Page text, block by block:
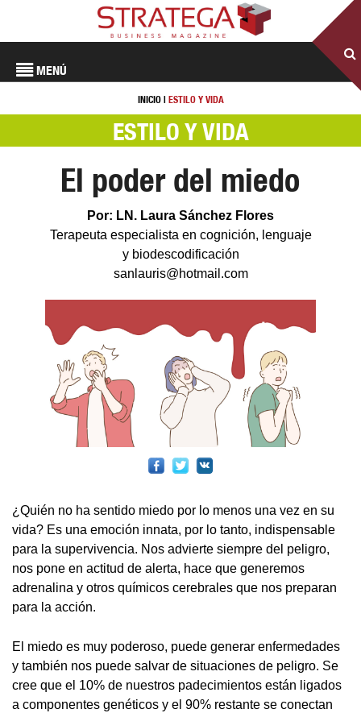
MENÚ
INICIO| ESTILO Y VIDA
ESTILO Y VIDA
El poder del miedo
Por: LN. Laura Sánchez Flores
Terapeuta especialista en cognición, lenguaje
y biodescodificación
sanlauris@hotmail.com
¿Quién no ha sentido miedo por lo menos una vez en su
vida? Es una emoción innata, por lo tanto, indispensable
para la supervivencia. Nos advierte siempre del peligro,
nos pone en actitud de alerta, hace que generemos
adrenalina y otros químicos cerebrales que nos preparan
para la acción.
El miedo es muy poderoso, puede generar enfermedades
y también nos puede salvar de situaciones de peligro. Se
cree que el 10% de nuestros padecimientos están ligados
a componentes genéticos y el 90% restante se conectan